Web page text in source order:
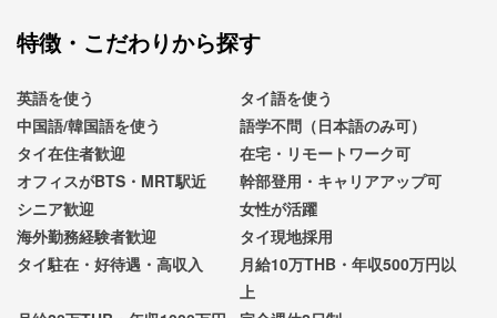
特徴・こだわりから探す
英語を使う
タイ語を使う
中国語/韓国語を使う
語学不問（日本語のみ可）
タイ在住者歓迎
在宅・リモートワーク可
オフィスがBTS・MRT駅近
幹部登用・キャリアアップ可
シニア歓迎
女性が活躍
海外勤務経験者歓迎
タイ現地採用
タイ駐在・好待遇・高収入
月給10万THB・年収500万円以
上